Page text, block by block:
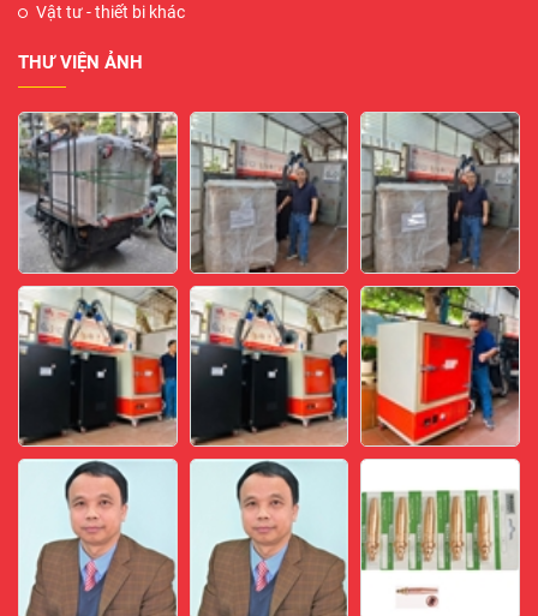
Vật tư - thiết bi khác
THƯ VIỆN ẢNH